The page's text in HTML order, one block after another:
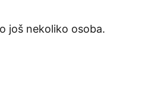
još nekoliko osoba.